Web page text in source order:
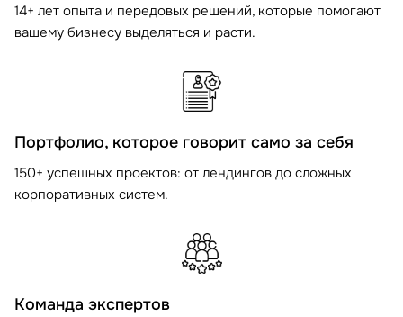
14+ лет опыта и передовых решений, которые помогают
вашему бизнесу выделяться и расти.
Портфолио, которое говорит само за себя
150+ успешных проектов: от лендингов до сложных
корпоративных систем.
Команда экспертов